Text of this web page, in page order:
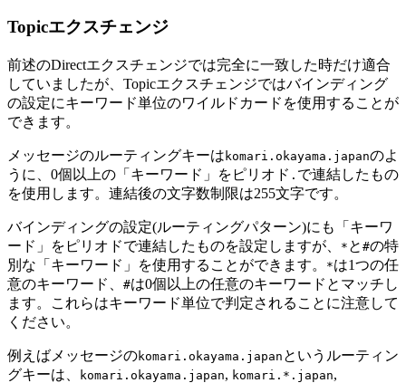
Topicエクスチェンジ
前述のDirectエクスチェンジでは完全に一致した時だけ適合
していましたが、Topicエクスチェンジではバインディング
の設定にキーワード単位のワイルドカードを使用することが
できます。
メッセージのルーティングキーは komari.okayama.japanのよ
うに、0個以上の「キーワード」をピリオド . で連結したもの
を使用します。連結後の文字数制限は255文字です。
バインディングの設定(ルーティングパターン)にも「キーワ
ード」をピリオドで連結したものを設定しますが、
* と #の特
別な「キーワード」を使用することができます。
*は1つの任
意のキーワード、 #は0個以上の任意のキーワードとマッチし
ます。これらはキーワード単位で判定されることに注意して
ください。
例えばメッセージのkomari.okayama.japan というルーティン
グキーは、
komari.okayama.japan, komari.*.japan,